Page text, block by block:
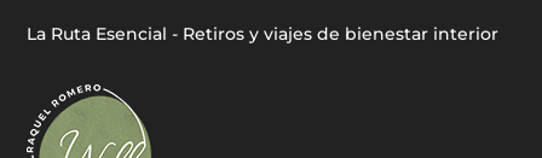
La Ruta Esencial - Retiros y viajes de bienestar interior